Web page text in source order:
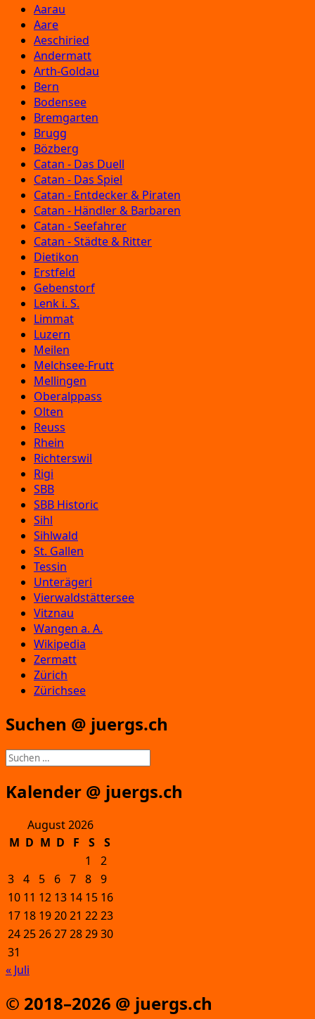
Aarau
Aare
Aeschiried
Andermatt
Arth-Goldau
Bern
Bodensee
Bremgarten
Brugg
Bözberg
Catan - Das Duell
Catan - Das Spiel
Catan - Entdecker & Piraten
Catan - Händler & Barbaren
Catan - Seefahrer
Catan - Städte & Ritter
Dietikon
Erstfeld
Gebenstorf
Lenk i. S.
Limmat
Luzern
Meilen
Melchsee-Frutt
Mellingen
Oberalppass
Olten
Reuss
Rhein
Richterswil
Rigi
SBB
SBB Historic
Sihl
Sihlwald
St. Gallen
Tessin
Unterägeri
Vierwaldstättersee
Vitznau
Wangen a. A.
Wikipedia
Zermatt
Zürich
Zürichsee
Suchen @ juergs.ch
Suchen
nach:
Kalender @ juergs.ch
August 2026
M D M D F S
S
1
2
3 4 5 6 7 8 9
10 11 12 13 14 15 16
17 18 192021 2223
24252627282930
31
« Juli
© 2018–2026 @ juergs.ch